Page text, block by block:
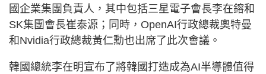
國企業集團負責人，其中包括三星電子會長李在鎔和
SK集團會長崔泰源；同時，OpenAI行政總裁奧特曼
和Nvidia行政總裁黃仁勳也出席了此次會議。
韓國總統李在明宣布了將韓國打造成為AI半導體值得